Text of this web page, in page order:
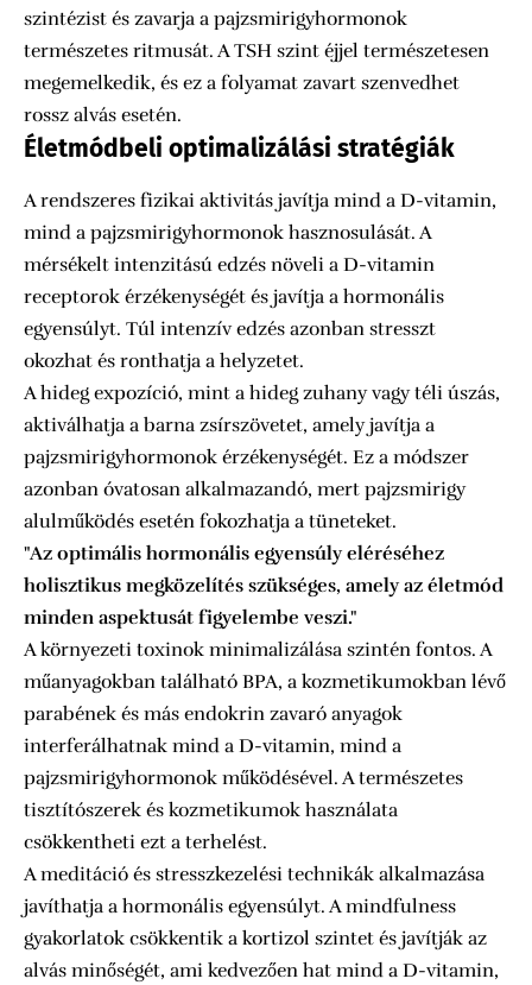
szintézist és zavarja a pajzsmirigyhormonok
természetes ritmusát. A TSH szint éjjel természetesen
megemelkedik, és ez a folyamat zavart szenvedhet
rossz alvás esetén.
Életmódbeli optimalizálási stratégiák
A rendszeres fizikai aktivitás javítja mind a D-vitamin,
mind a pajzsmirigyhormonok hasznosulását. A
mérsékelt intenzitású edzés növeli a D-vitamin
receptorok érzékenységét és javítja a hormonális
egyensúlyt. Túl intenzív edzés azonban stresszt
okozhat és ronthatja a helyzetet.
A hideg expozíció, mint a hideg zuhany vagy téli úszás,
aktiválhatja a barna zsírszövetet, amely javítja a
pajzsmirigyhormonok érzékenységét. Ez a módszer
azonban óvatosan alkalmazandó, mert pajzsmirigy
alulműködés esetén fokozhatja a tüneteket.
"Az optimális hormonális egyensúly eléréséhez
holisztikus megközelítés szükséges, amely az életmód
minden aspektusát figyelembe veszi."
A környezeti toxinok minimalizálása szintén fontos. A
műanyagokban található BPA, a kozmetikumokban lévő
parabének és más endokrin zavaró anyagok
interferálhatnak mind a D-vitamin, mind a
pajzsmirigyhormonok működésével. A természetes
tisztítószerek és kozmetikumok használata
csökkentheti ezt a terhelést.
A meditáció és stresszkezelési technikák alkalmazása
javíthatja a hormonális egyensúlyt. A mindfulness
gyakorlatok csökkentik a kortizol szintet és javítják az
alvás minőségét, ami kedvezően hat mind a D-vitamin,